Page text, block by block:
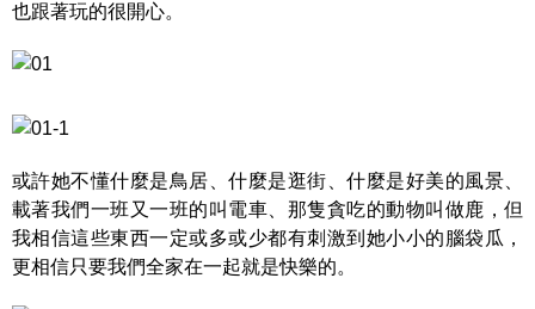
也跟著玩的很開心。
或許她不懂什麼是鳥居、什麼是逛街、什麼是好美的風景、
載著我們一班又一班的叫電車、那隻貪吃的動物叫做鹿，但
我相信這些東西一定或多或少都有刺激到她小小的腦袋瓜，
更相信只要我們全家在一起就是快樂的。